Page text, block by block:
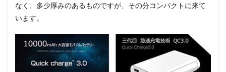
なく、多少厚みのあるものですが、その分コンパクトに来て
います。